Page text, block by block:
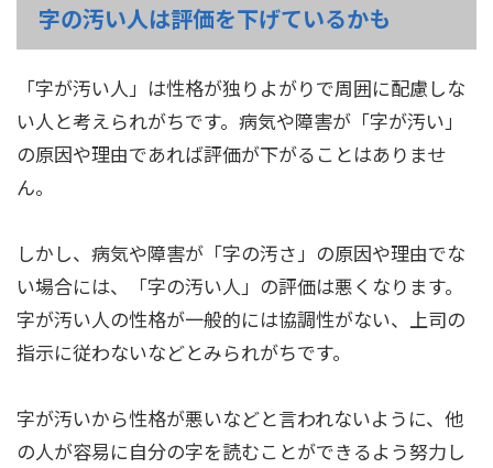
字の汚い人は評価を下げているかも
「字が汚い人」は性格が独りよがりで周囲に配慮しな
い人と考えられがちです。病気や障害が「字が汚い」
の原因や理由であれば評価が下がることはありませ
ん。
しかし、病気や障害が「字の汚さ」の原因や理由でな
い場合には、「字の汚い人」の評価は悪くなります。
字が汚い人の性格が一般的には協調性がない、上司の
指示に従わないなどとみられがちです。
字が汚いから性格が悪いなどと言われないように、他
の人が容易に自分の字を読むことができるよう努力し